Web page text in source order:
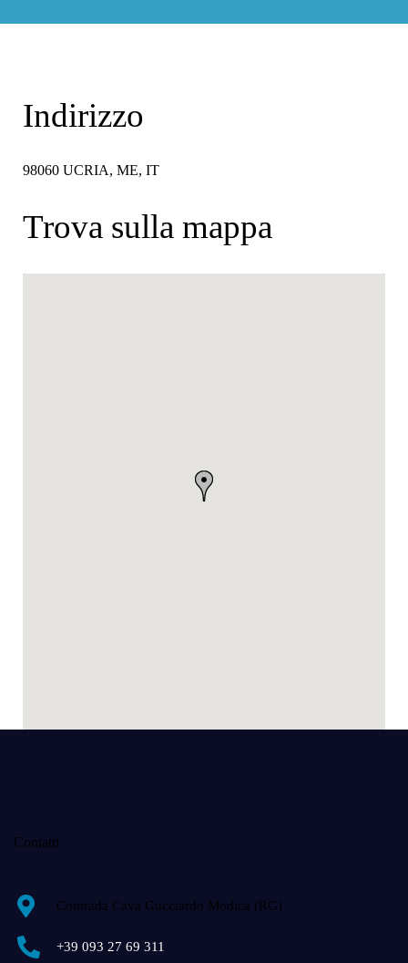
Indirizzo
98060 UCRIA, ME, IT
Trova sulla mappa
Contatti
Contrada Cava Gucciardo Modica (RG)
+39 093 27 69 311